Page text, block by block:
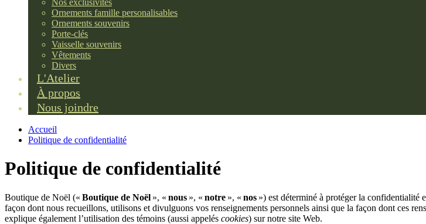
Nos exclusivités
Ornements famille personalisables
Ornements souvenirs
Porte-clés
Vaisselle souvenirs
Vêtements
Divers
L'Atelier
À propos
Nous joindre
Accueil
Politique de confidentialité
Politique de confidentialité
Boutique de Noël (« Boutique de Noël », « nous », « notre », « nos ») est déterminé à protéger la confidentialité
façon dont nous recueillons, utilisons et divulguons vos renseignements personnels ainsi que la façon dont ces
explique également l’utilisation des témoins (aussi appelés cookies) sur notre site Web.